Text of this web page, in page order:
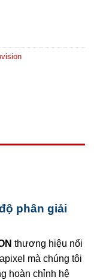
phân giải
thương hiệu nổi
mà chúng tôi
hoàn chỉnh hệ